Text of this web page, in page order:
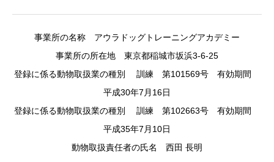
事業所の名称 アウラドッグトレーニングアカデミー
事業所の所在地 東京都稲城市坂浜3-6-25
登録に係る動物取扱業の種別 訓練 第101569号 有効期間
平成30年7月16日
登録に係る動物取扱業の種別 訓練 第102663号 有効期間
平成35年7月10日
動物取扱責任者の氏名 西田 長明